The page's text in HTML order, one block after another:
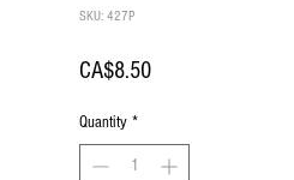
SKU: 427P
CA$8.50Price
Quantity *